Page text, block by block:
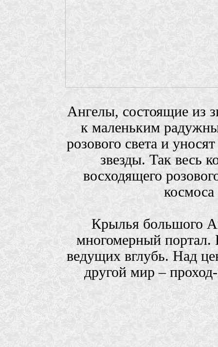
Ангелы, состоящие из
к маленьким
розового света и
звезды. Так весь
восходящего
Крылья большого
многомерный портал.
ведущих вглубь. Над
другой мир –